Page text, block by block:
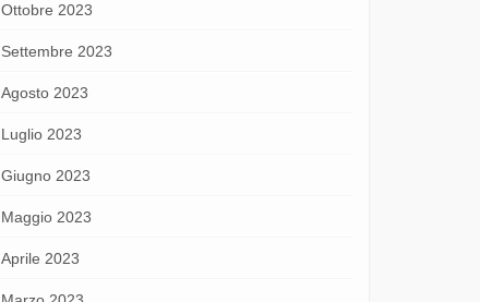
Ottobre 2023
Settembre 2023
Agosto 2023
Luglio 2023
Giugno 2023
Maggio 2023
Aprile 2023